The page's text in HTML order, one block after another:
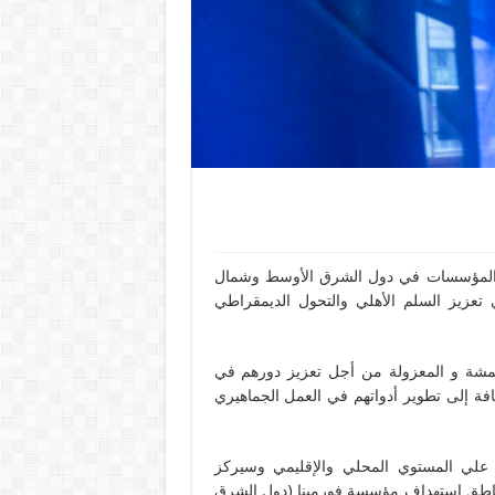
والمؤسسات في دول الشرق الأوسط وشمال
تعزيز السلم الأهلي والتحول الديمقراطي
و المعزولة من أجل تعزيز دورهم في
إلى تطوير أدواتهم في العمل الجماهيري
المستوي المحلي والإقليمي وسيركز
مناطق استهداف مؤسسة فورمينا (دول الشرق